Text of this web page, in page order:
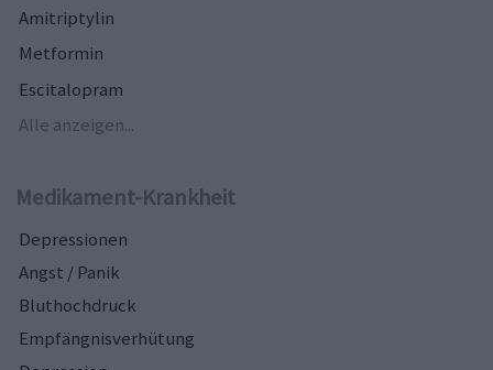
Amitriptylin
Metformin
Escitalopram
Alle anzeigen...
Medikament-Krankheit
Depressionen
Angst / Panik
Bluthochdruck
Empfängnisverhütung